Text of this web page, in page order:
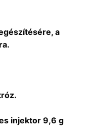
a
injektor 9,6 g